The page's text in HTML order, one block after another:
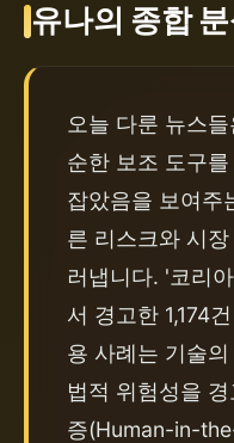
유나의 종합
오늘 다룬 뉴스
순한 보조 도구
잡았음을 보여주
른 리스크와 시
러냅니다. '코리
서 경고한 1,174
용 사례는 기술
법적 위험성을
증(Human-in-